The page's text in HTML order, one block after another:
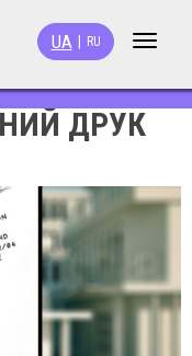
Toggle
UA RU
ДРУК